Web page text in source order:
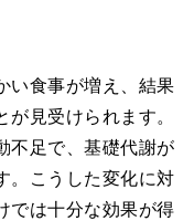
い食事が増え、結果
見受けられます。
不足で、基礎代謝が
。こうした変化に対
では十分な効果が得